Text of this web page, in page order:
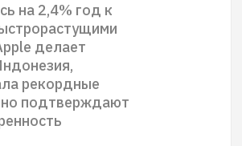
на 2,4% год к
делает
рекордные
подтверждают